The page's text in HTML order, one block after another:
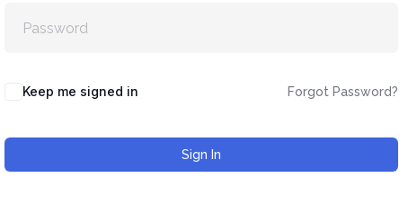
Keep me signed in Forgot Password?
Sign In